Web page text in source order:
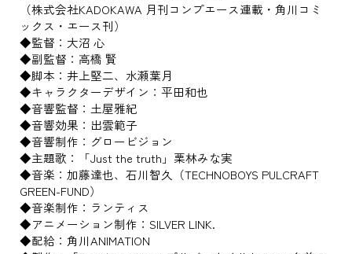
（株式会社KADOKAWA 月刊コンプエース連載・角川コミ
ックス・エース刊）
◆監督：大沼 心
◆副監督：高橋 賢
◆脚本：井上堅二、水瀬葉月
◆キャラクターデザイン：平田和也
◆音響監督：土屋雅紀
◆音響効果：出雲範子
◆音響制作：グロービジョン
◆主題歌：「Just the truth」栗林みな実
◆音楽：加藤達也、石川智久（TECHNOBOYS PULCRAFT
GREEN-FUND）
◆音楽制作：ランティス
◆アニメーション制作：SILVER LINK.
◆配給：角川ANIMATION